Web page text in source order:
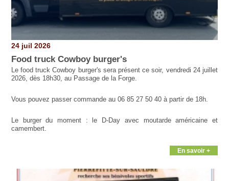
24 juil 2026
Food truck Cowboy burger's
Le food truck Cowboy burger's sera présent ce soir, vendredi 24 juillet
2026, dès 18h30, au Passage de la Forge.
Vous pouvez passer commande au 06 85 27 50 40 à partir de 18h.
Le burger du moment : le D-Day avec moutarde américaine et
camembert.
En savoir +